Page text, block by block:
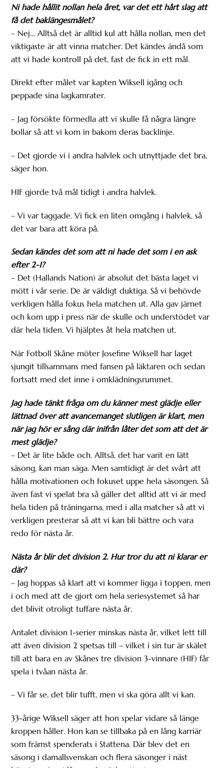
Ni hade hållit nollan hela året, var det ett hårt slag att
få det baklängesmålet?
– Nej… Alltså det är alltid kul att hålla nollan, men det
viktigaste är att vinna matcher. Det kändes ändå som
att vi hade kontroll på det, fast de fick in ett mål.
Direkt efter målet var kapten Wiksell igång och
peppade sina lagkamrater.
– Jag försökte förmedla att vi skulle få några längre
bollar så att vi kom in bakom deras backlinje.
– Det gjorde vi i andra halvlek och utnyttjade det bra,
säger hon.
HIF gjorde två mål tidigt i andra halvlek.
– Vi var taggade. Vi fick en liten omgång i halvlek, så
det var bara att köra på.
Sedan kändes det som att ni hade det som i en ask
efter 2-1?
– Det (Hallands Nation) är absolut det bästa laget vi
mött i vår serie. De är väldigt duktiga. Så vi behövde
verkligen hålla fokus hela matchen ut. Alla gav järnet
och kom upp i press när de skulle och understödet var
där hela tiden. Vi hjälptes åt hela matchen ut.
När Fotboll Skåne möter Josefine Wiksell har laget
sjungit tillsammans med fansen på läktaren och sedan
fortsatt med det inne i omklädningsrummet.
Jag hade tänkt fråga om du känner mest glädje eller
lättnad över att avancemanget slutligen är klart, men
när jag hör er sång där inifrån låter det som att det är
mest glädje?
– Det är lite både och. Alltså, det har varit en lätt
säsong, kan man säga. Men samtidigt är det svårt att
hålla motivationen och fokuset uppe hela säsongen. Så
även fast vi spelat bra så gäller det alltid att vi är med
hela tiden på träningarna, med i alla matcher så att vi
verkligen presterar så att vi kan bli bättre och vara
redo för nästa år.
Nästa år blir det division 2. Hur tror du att ni klarar er
där?
– Jag hoppas så klart att vi kommer ligga i toppen, men
i och med att de gjort om hela seriesystemet så har
det blivit otroligt tuffare nästa år.
Antalet division 1-serier minskas nästa år, vilket lett till
att även division 2 spetsas till – vilket i sin tur är skälet
till att bara en av Skånes tre division 3-vinnare (HIF) får
spela i tvåan nästa år.
– Vi får se, det blir tufft, men vi ska göra allt vi kan.
33-årige Wiksell säger att hon spelar vidare så länge
kroppen håller. Hon kan se tillbaka på en lång karriär
som främst spenderats i Stattena. Där blev det en
säsong i damallsvenskan och flera säsonger i näst